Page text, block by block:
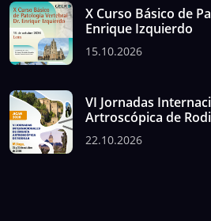
X Curso Básico de
Enrique Izquierdo
15.10.2026
VI Jornadas
Artroscópica de
22.10.2026